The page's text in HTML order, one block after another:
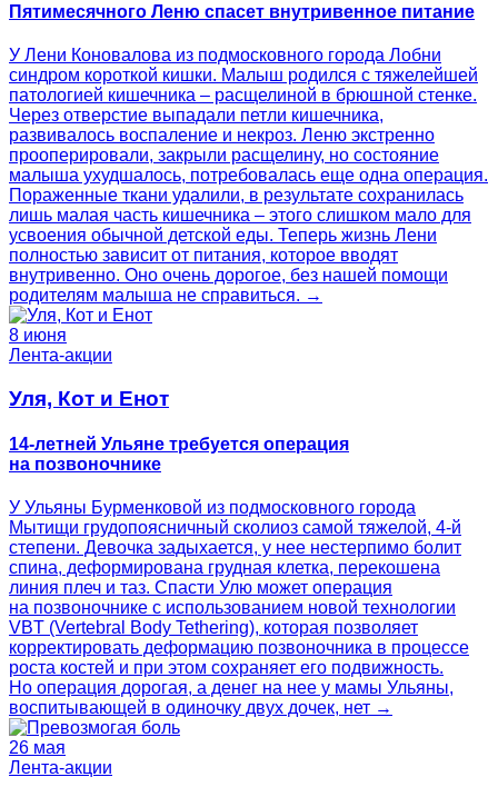
Пятимесячного Леню спасет внутривенное питание
У Лени Коновалова из подмосковного города Лобни
синдром короткой кишки. Малыш родился с тяжелейшей
патологией кишечника – расщелиной в брюшной стенке.
Через отверстие выпадали петли кишечника,
развивалось воспаление и некроз. Леню экстренно
прооперировали, закрыли расщелину, но состояние
малыша ухудшалось, потребовалась еще одна операция.
Пораженные ткани удалили, в результате сохранилась
лишь малая часть кишечника – этого слишком мало для
усвоения обычной детской еды. Теперь жизнь Лени
полностью зависит от питания, которое вводят
внутривенно. Оно очень дорогое, без нашей помощи
родителям малыша не справиться. →
8 июня
Лента-акции
Уля, Кот и Енот
14-летней Ульяне требуется операция
на позвоночнике
У Ульяны Бурменковой из подмосковного города
Мытищи грудопоясничный сколиоз самой тяжелой, 4-й
степени. Девочка задыхается, у нее нестерпимо болит
спина, деформирована грудная клетка, перекошена
линия плеч и таз. Спасти Улю может операция
на позвоночнике с использованием новой технологии
VBT (Vertebral Body Tethering), которая позволяет
корректировать деформацию позвоночника в процессе
роста костей и при этом сохраняет его подвижность.
Но операция дорогая, а денег на нее у мамы Ульяны,
воспитывающей в одиночку двух дочек, нет →
26 мая
Лента-акции